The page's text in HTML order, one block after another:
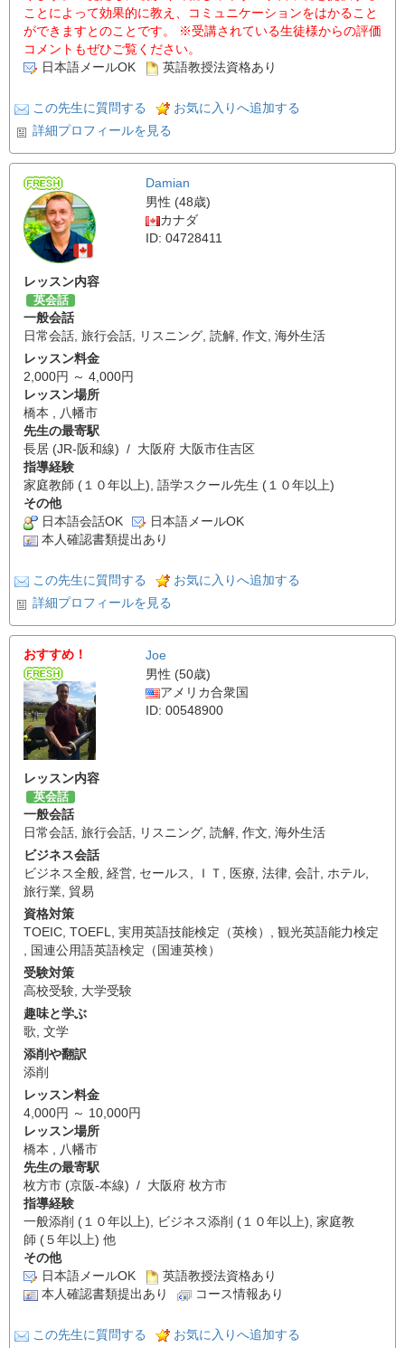
ことによって効果的に教え、コミュニケーションをはかること
ができますとのことです。 ※受講されている生徒様からの評価
コメントもぜひご覧ください。
日本語メールOK
英語教授法資格あり
この先生に質問する
お気に入りへ追加する
詳細プロフィールを見る
Damian
男性 (48歳)
カナダ
ID: 04728411
レッスン内容
英会話
一般会話
日常会話, 旅行会話, リスニング, 読解, 作文, 海外生活
レッスン料金
2,000円 ～ 4,000円
レッスン場所
橋本 , 八幡市
先生の最寄駅
長居 (JR-阪和線) / 大阪府 大阪市住吉区
指導経験
家庭教師 (１０年以上), 語学スクール先生 (１０年以上)
その他
日本語会話OK
日本語メールOK
本人確認書類提出あり
この先生に質問する
お気に入りへ追加する
詳細プロフィールを見る
おすすめ！
Joe
男性 (50歳)
アメリカ合衆国
ID: 00548900
レッスン内容
英会話
一般会話
日常会話, 旅行会話, リスニング, 読解, 作文, 海外生活
ビジネス会話
ビジネス全般, 経営, セールス, ＩＴ , 医療, 法律, 会計, ホテル,
旅行業, 貿易
資格対策
TOEIC, TOEFL, 実用英語技能検定（英検） , 観光英語能力検定
, 国連公用語英語検定（国連英検）
受験対策
高校受験, 大学受験
趣味と学ぶ
歌, 文学
添削や翻訳
添削
レッスン料金
4,000円 ～ 10,000円
レッスン場所
橋本 , 八幡市
先生の最寄駅
枚方市 (京阪-本線) / 大阪府 枚方市
指導経験
一般添削 (１０年以上), ビジネス添削 (１０年以上), 家庭教
師 (５年以上) 他
その他
日本語メールOK
英語教授法資格あり
本人確認書類提出あり
コース情報あり
この先生に質問する お気に入りへ追加する